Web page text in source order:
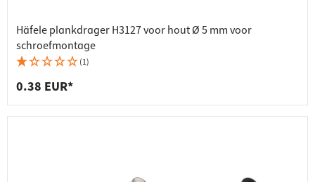
Häfele plankdrager H3127 voor hout Ø 5 mm voor
schroefmontage
(1)
0.38 EUR*